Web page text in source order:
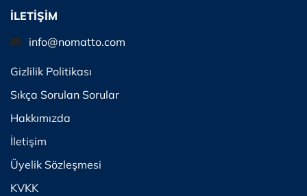
İLETİŞİM
info@nomatto.com
Gizlilik Politikası
Sıkça Sorulan Sorular
Hakkımızda
İletişim
Üyelik Sözleşmesi
KVKK